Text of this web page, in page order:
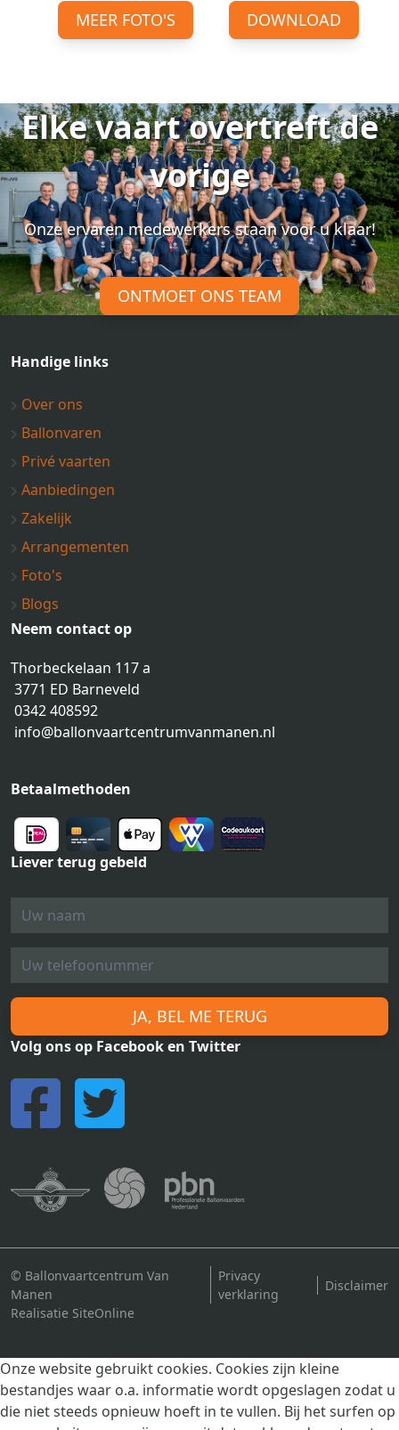
MEER FOTO'S DOWNLOAD
Elke vaart overtreft de
vorige
Onze ervaren medewerkers staan voor u klaar!
ONTMOET ONS TEAM
Handige links
Over ons
Ballonvaren
Privé vaarten
Aanbiedingen
Zakelijk
Arrangementen
Foto's
Blogs
Neem contact op
Thorbeckelaan 117 a
3771 ED Barneveld
0342 408592
info@ballonvaartcentrumvanmanen.nl
Betaalmethoden
Liever terug gebeld
JA, BEL ME TERUG
Volg ons op Facebook en Twitter
© Ballonvaartcentrum Van
Manen
Privacy
verklaring
Disclaimer
Realisatie SiteOnline
Onze website gebruikt cookies. Cookies zijn kleine
bestandjes waar o.a. informatie wordt opgeslagen zodat u
die niet steeds opnieuw hoeft in te vullen. Bij het surfen op